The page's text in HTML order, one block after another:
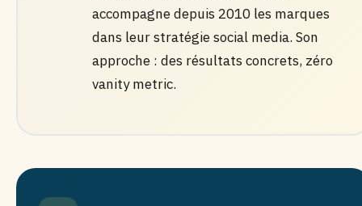
accompagne depuis 2010 les marques
dans leur stratégie social media. Son
approche : des résultats concrets, zéro
vanity metric.